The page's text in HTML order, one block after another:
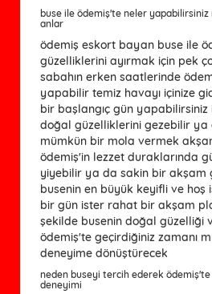
buse ile ödemiş'te neler
anlar
ödemiş eskort bayan buse ile
güzelliklerini ayırmak için pek
sabahın erken saatlerinde
yapabilir temiz havayı içinize
bir başlangıç ​​gün yapabilirsiniz
doğal güzelliklerini gezebilir
mümkün bir mola vermek
ödemiş'in lezzet duraklarında
yiyebilir ya da sakin bir akşam
busenin en büyük keyifli ve hoş
bir gün ister rahat bir akşam
şekilde busenin doğal güzelliği
ödemiş'te geçirdiğiniz zamanı
deneyime dönüştürecek
neden buseyi tercih ederek
deneyimi